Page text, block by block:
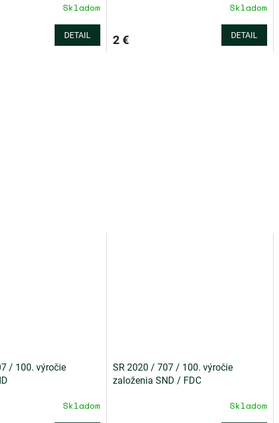
Skladom
DETAIL
Skladom
2 € DETAIL
/ 100. výročie
Skladom
SR 2020 / 707 / 100. výročie
založenia SND / FDC
Skladom